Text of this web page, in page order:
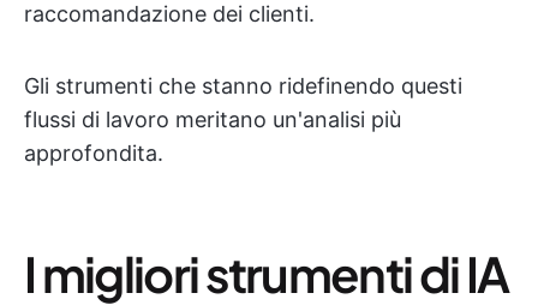
raccomandazione dei clienti.
Gli strumenti che stanno ridefinendo questi
flussi di lavoro meritano un'analisi più
approfondita.
I migliori strumenti di IA